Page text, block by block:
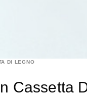
DI LEGNO
Cassetta